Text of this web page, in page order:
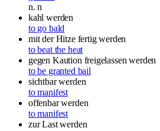
n.n
kahl werden
to go bald
mit der Hitze fertig werden
to beat the heat
gegen Kaution freigelassen werden
to be granted bail
sichtbar werden
to manifest
offenbar werden
to manifest
zur Last werden